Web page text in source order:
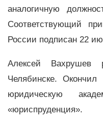
аналогичную
Соответствующий
России подписан 22
Алексей
Челябинске. Окончил
юридическую
«юриспруденция».